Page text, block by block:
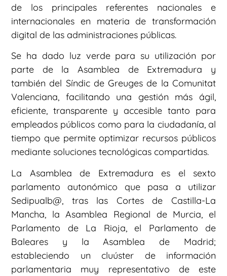
de los principales referentes nacionales e
internacionales en materia de transformación
digital de las administraciones públicas.
Se ha dado luz verde para su utilización por
parte de la Asamblea de Extremadura y
también del Síndic de Greuges de la Comunitat
Valenciana, facilitando una gestión más ágil,
eficiente, transparente y accesible tanto para
empleados públicos como para la ciudadanía, al
tiempo que permite optimizar recursos públicos
mediante soluciones tecnológicas compartidas.
La Asamblea de Extremadura es el sexto
parlamento autonómico que pasa a utilizar
Sedipualb@, tras las Cortes de Castilla-La
Mancha, la Asamblea Regional de Murcia, el
Parlamento de La Rioja, el Parlamento de
Baleares y la Asamblea de Madrid;
estableciendo un cluúster de información
parlamentaria muy representativo de este